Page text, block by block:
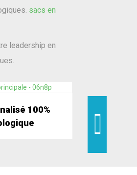
sacs en
leadership en
100%